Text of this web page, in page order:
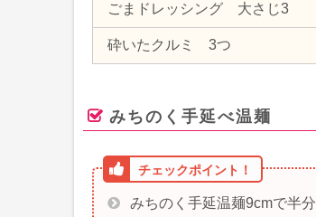
ごまドレッシング 大さじ3
砕いたクルミ 3つ
みちのく手延べ温麺
みちのく手延温麺9cmで半分